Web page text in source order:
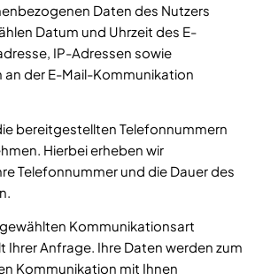
Daten des Nutzers
Datum und Uhrzeit des E-
IP-Adressen sowie
der E-Mail-Kommunikation
bereitgestellten Telefonnummern
Hierbei erheben wir
Telefonnummer und die Dauer des
Kommunikationsart
Ihrer Anfrage. Ihre Daten werden zum
Kommunikation mit Ihnen